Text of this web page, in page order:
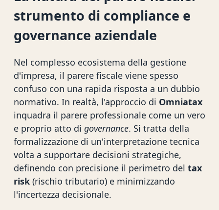
strumento di compliance e
governance aziendale
Nel complesso ecosistema della gestione
d'impresa, il parere fiscale viene spesso
confuso con una rapida risposta a un dubbio
normativo. In realtà, l'approccio di Omniatax
inquadra il parere professionale come un vero
e proprio atto di governance. Si tratta della
formalizzazione di un'interpretazione tecnica
volta a supportare decisioni strategiche,
definendo con precisione il perimetro del tax
risk (rischio tributario) e minimizzando
l'incertezza decisionale.